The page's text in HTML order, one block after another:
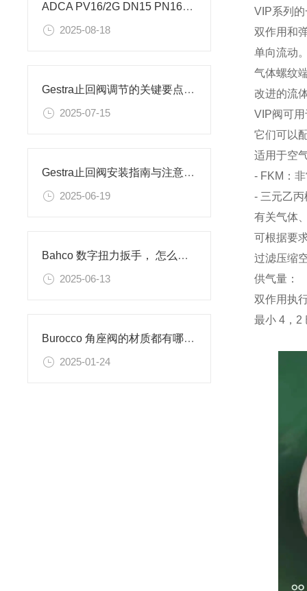
ADCA PV16/2G DN15 PN16的参数
2025-08-18
Gestra止回阀调节的关键要点与操作指南
2025-07-15
Gestra止回阀安装指南与注意事项详解
2025-06-19
Bahco 数字扭力扳手， 怎么调整扭矩设定值
2025-06-13
Burocco 角座阀的材质都有哪些？
2025-01-24
VIP系列
双作用和
单向流动
气体螺纹
改进的流
VIP阀可
它们可以
适用于空
- FKM：
- 三元乙
有关气体
可根据要
过滤压缩
供气量：
双作用执
最小 4，2